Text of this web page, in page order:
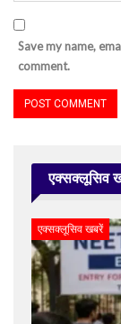
Save my name,
comment.
एक्सक्लूसिव
एक्सक्लूसिव खबरें